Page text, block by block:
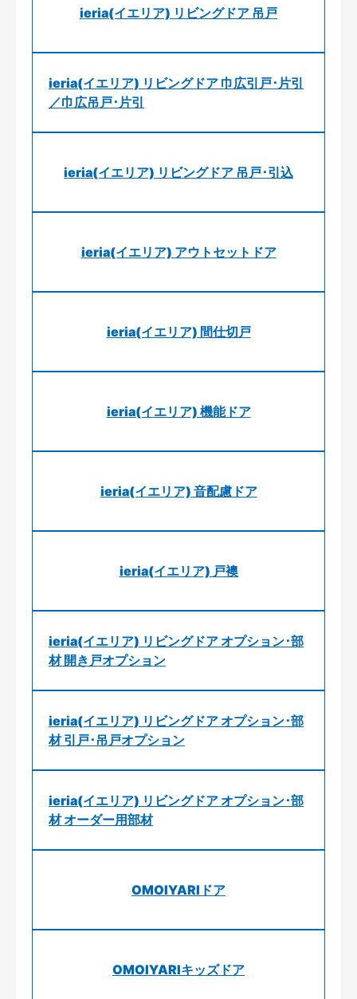
ieria(イエリア) リビングドア 吊戸
ieria(イエリア) リビングドア 巾広引戸･片引
／巾広吊戸･片引
ieria(イエリア) リビングドア 吊戸･引込
ieria(イエリア) アウトセットドア
ieria(イエリア) 間仕切戸
ieria(イエリア) 機能ドア
ieria(イエリア) 音配慮ドア
ieria(イエリア) 戸襖
ieria(イエリア) リビングドア オプション･部
材 開き戸オプション
ieria(イエリア) リビングドア オプション･部
材 引戸･吊戸オプション
ieria(イエリア) リビングドア オプション･部
材 オーダー用部材
OMOIYARIドア
OMOIYARIキッズドア